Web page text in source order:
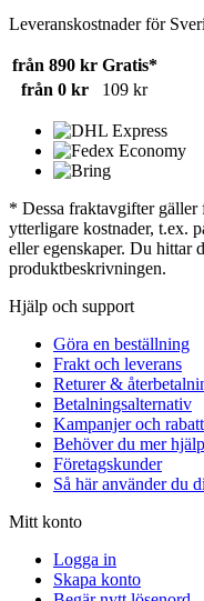
Leveranskostnader för
från 890 kr Gratis*
från 0 kr
109 kr
* Dessa fraktavgifter
ytterligare kostnader, t.ex.
eller egenskaper. Du hittar
produktbeskrivningen.
Hjälp och support
Göra en beställning
Frakt och leverans
Returer &
Betalningsalternativ
Kampanjer och
Behöver du mer
Företagskunder
Så här använder du
Mitt konto
Logga in
Skapa konto